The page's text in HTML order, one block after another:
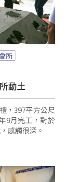
所
動土
，397平方公尺
9月完工，對於
感觸很深。